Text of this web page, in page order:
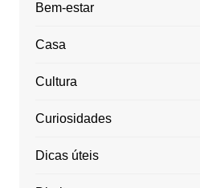
Bem-estar
Casa
Cultura
Curiosidades
Dicas úteis